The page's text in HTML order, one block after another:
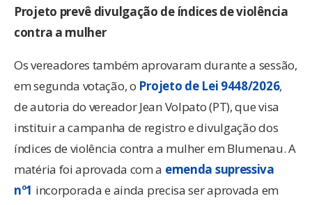
Projeto prevê divulgação de índices de violência
contra a mulher
Os vereadores também aprovaram durante a sessão,
em segunda votação, o Projeto de Lei 9448/2026,
de autoria do vereador Jean Volpato (PT), que visa
instituir a campanha de registro e divulgação dos
índices de violência contra a mulher em Blumenau. A
matéria foi aprovada com a emenda supressiva
nº1 incorporada e ainda precisa ser aprovada em